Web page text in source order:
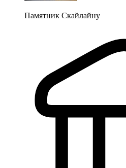
Памятник Скайлайну